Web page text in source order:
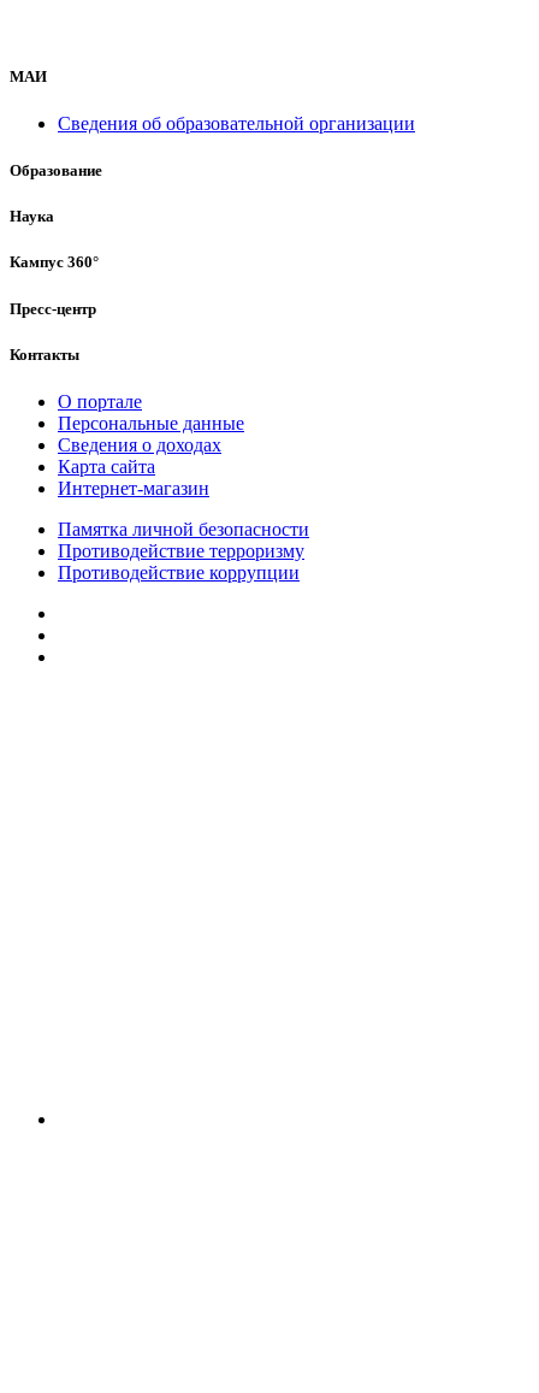
МАИ
Сведения об образовательной организации
Образование
Наука
Кампус 360°
Пресс-центр
Контакты
О портале
Персональные данные
Сведения о доходах
Карта сайта
Интернет-магазин
Памятка личной безопасности
Противодействие терроризму
Противодействие коррупции